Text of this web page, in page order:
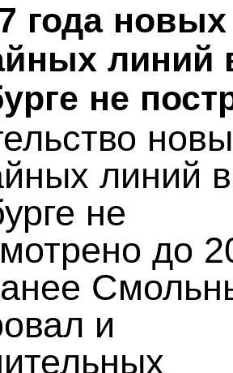
года новых
линий
не
линий в
не
до
и